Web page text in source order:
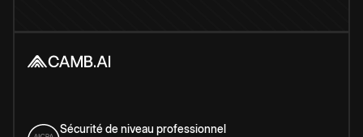
Sécurité de niveau professionnel